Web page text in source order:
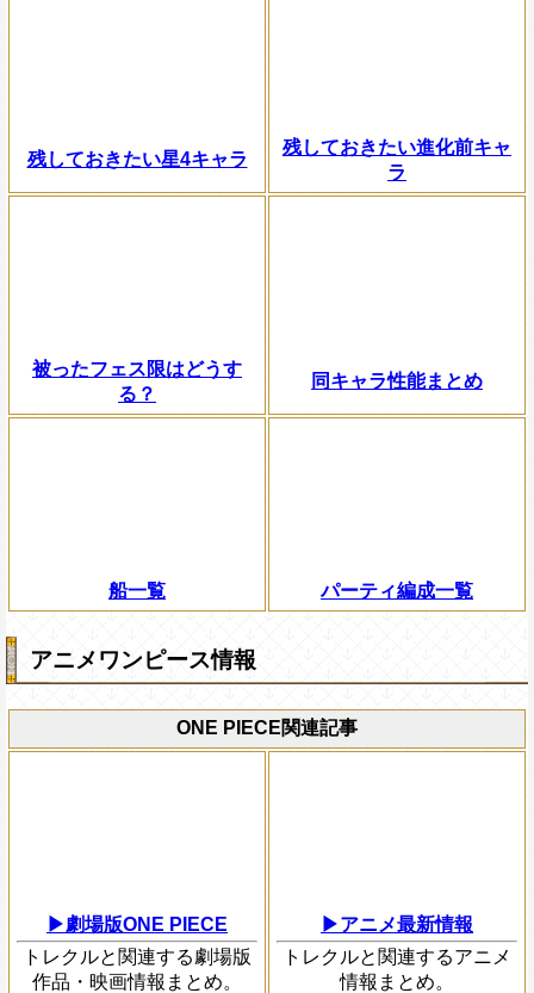
残しておきたい星4キャラ
残しておきたい進化前キャ
ラ
被ったフェス限はどうす
る？
同キャラ性能まとめ
船一覧 パーティ編成一覧
アニメワンピース情報
ONE PIECE関連記事
▶劇場版ONE PIECE
トレクルと関連する劇場版
作品・映画情報まとめ。
▶アニメ最新情報
トレクルと関連するアニメ
情報まとめ。